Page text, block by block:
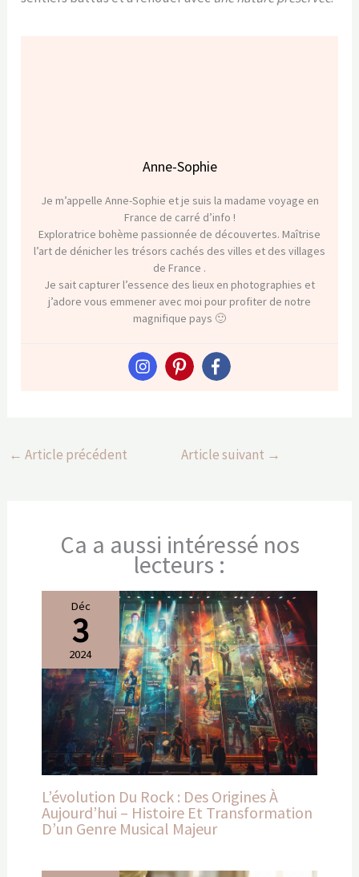
Anne-Sophie
Je m’appelle Anne-Sophie et je suis la madame voyage en
France de carré d’info !
Exploratrice bohème passionnée de découvertes. Maîtrise
l’art de dénicher les trésors cachés des villes et des villages
de France .
Je sait capturer l’essence des lieux en photographies et
j’adore vous emmener avec moi pour profiter de notre
magnifique pays 🙂
← Article précédent Article suivant →
Ca a aussi intéressé nos
lecteurs :
Déc
3
2024
L’évolution Du Rock : Des Origines À
Aujourd’hui – Histoire Et Transformation
D’un Genre Musical Majeur